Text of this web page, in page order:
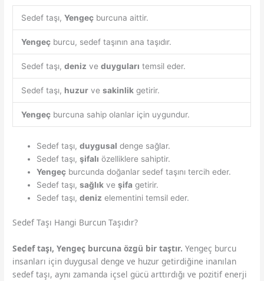
Sedef taşı, Yengeçburcuna aittir.
Yengeçburcu, sedef taşının ana taşıdır.
Sedef taşı, deniz ve duyguları temsil eder.
Sedef taşı, huzurve sakinlikgetirir.
Yengeçburcuna sahip olanlar için uygundur.
Sedef taşı,duygusal denge sağlar.
Sedef taşı,şifalı özelliklere sahiptir.
Yengeç burcunda doğanlar sedef taşını tercih eder.
Sedef taşı,sağlık veşifa getirir.
Sedef taşı,deniz elementini temsil eder.
Sedef Taşı Hangi Burcun Taşıdır?
Sedef taşı, Yengeç burcuna özgü bir taştır.Yengeç burcu
insanları için duygusal denge ve huzur getirdiğine inanılan
sedef taşı, aynı zamanda içsel gücü arttırdığı ve pozitif enerji